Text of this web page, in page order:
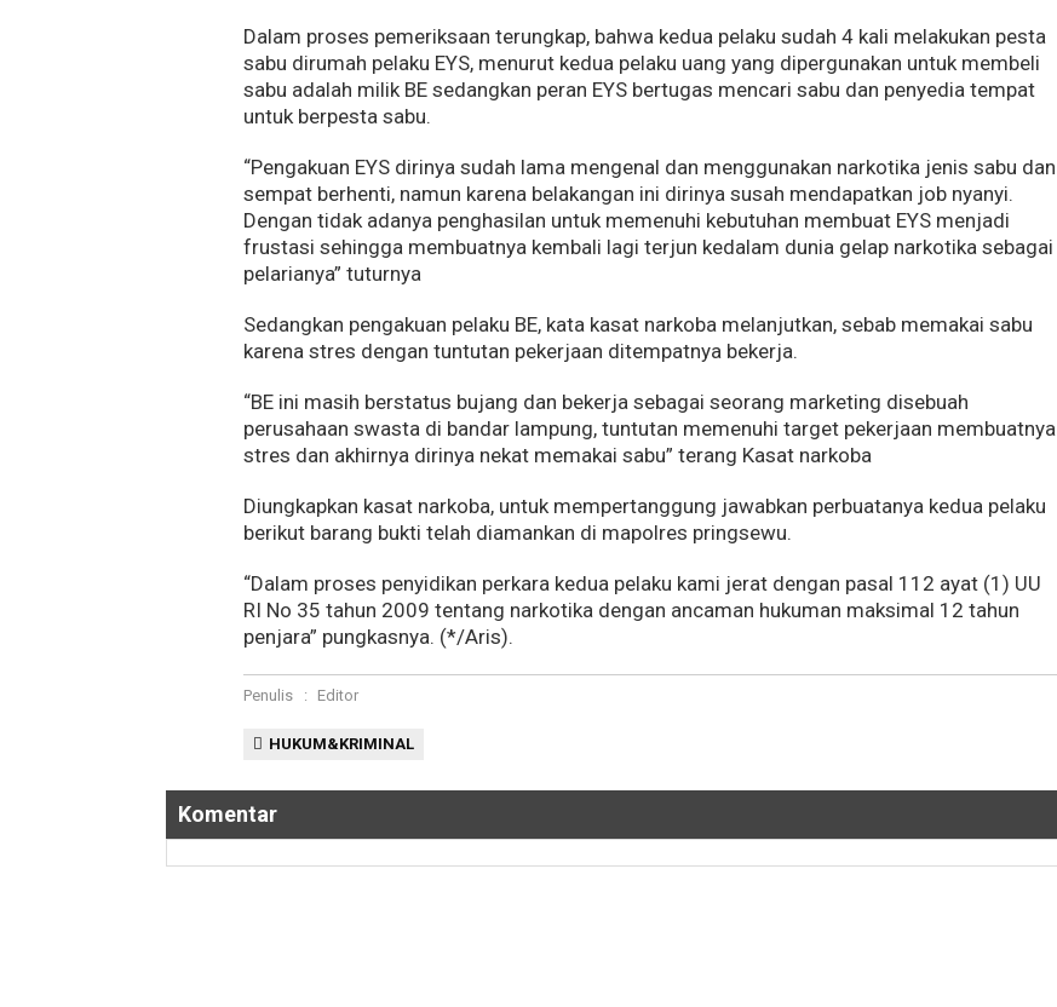
Dalam proses pemeriksaan terungkap, bahwa kedua pelaku sudah 4 kali melakukan pesta
sabu dirumah pelaku EYS, menurut kedua pelaku uang yang dipergunakan untuk membeli
sabu adalah milik BE sedangkan peran EYS bertugas mencari sabu dan penyedia tempat
untuk berpesta sabu.
“Pengakuan EYS dirinya sudah lama mengenal dan menggunakan narkotika jenis sabu dan
sempat berhenti, namun karena belakangan ini dirinya susah mendapatkan job nyanyi.
Dengan tidak adanya penghasilan untuk memenuhi kebutuhan membuat EYS menjadi
frustasi sehingga membuatnya kembali lagi terjun kedalam dunia gelap narkotika sebagai
pelarianya” tuturnya
Sedangkan pengakuan pelaku BE, kata kasat narkoba melanjutkan, sebab memakai sabu
karena stres dengan tuntutan pekerjaan ditempatnya bekerja.
“BE ini masih berstatus bujang dan bekerja sebagai seorang marketing disebuah
perusahaan swasta di bandar lampung, tuntutan memenuhi target pekerjaan membuatnya
stres dan akhirnya dirinya nekat memakai sabu” terang Kasat narkoba
Diungkapkan kasat narkoba, untuk mempertanggung jawabkan perbuatanya kedua pelaku
berikut barang bukti telah diamankan di mapolres pringsewu.
“Dalam proses penyidikan perkara kedua pelaku kami jerat dengan pasal 112 ayat (1) UU
RI No 35 tahun 2009 tentang narkotika dengan ancaman hukuman maksimal 12 tahun
penjara” pungkasnya. (*/Aris).
Penulis : Editor
HUKUM&KRIMINAL
Komentar